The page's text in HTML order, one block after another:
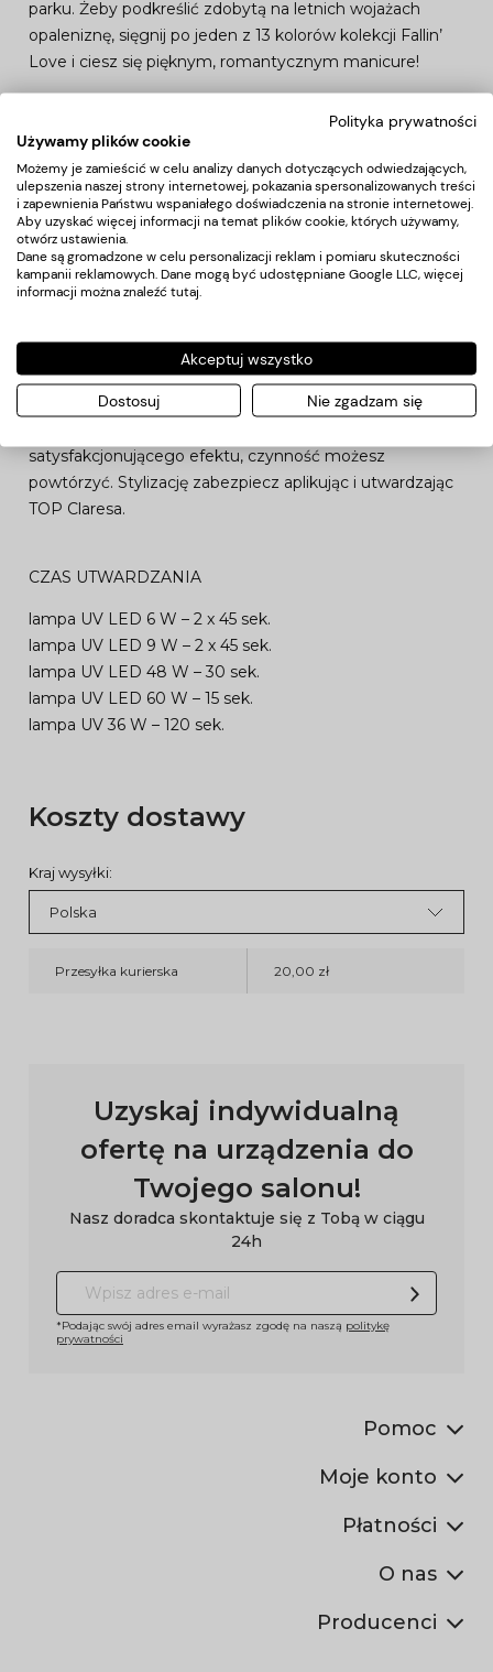
parku. Żeby podkreślić zdobytą na letnich wojażach
opaleniznę, sięgnij po jeden z 13 kolorów kolekcji Fallin’
Love i ciesz się pięknym, romantycznym manicure!
Malinowy, zgaszony róż to odpowiedni opis koloru Fallin’
Love 1.
Jeśli lubisz subtelne stylizacje, ale jednocześnie chcesz
aby twoje paznokcie wyglądały „żywo”, sięgnij po
zgaszony, malinowy róż koloru Fallin’ Love 1.
Na wcześniej utwardzoną bazę hybrydową Claresa, nałóż
cienką warstwę kolorowego lakieru hybrydowego i
utwardź go w lamie UV/LED. W celu osiągnięcia
satysfakcjonującego efektu, czynność możesz
powtórzyć. Stylizację zabezpiecz aplikując i utwardzając
TOP Claresa.
CZAS UTWARDZANIA
lampa UV LED 6 W – 2 x 45 sek.
lampa UV LED 9 W – 2 x 45 sek.
lampa UV LED 48 W – 30 sek.
lampa UV LED 60 W – 15 sek.
lampa UV 36 W – 120 sek.
Koszty dostawy
Kraj wysyłki:
Przesyłka kurierska 20,00 zł
Uzyskaj indywidualną
ofertę na urządzenia do
Twojego salonu!
Nasz doradca skontaktuje się z Tobą w ciągu
24h
*Podając swój adres email wyrażasz zgodę na naszą politykę
prywatności
Pomoc
Moje konto
Płatności
O nas
Producenci
Polityka prywatności
Używamy plików cookie
Możemy je zamieścić w celu analizy danych dotyczących odwiedzających,
ulepszenia naszej strony internetowej, pokazania spersonalizowanych treści
i zapewnienia Państwu wspaniałego doświadczenia na stronie internetowej.
Aby uzyskać więcej informacji na temat plików cookie, których używamy,
otwórz ustawienia.
Dane są gromadzone w celu personalizacji reklam i pomiaru skuteczności
kampanii reklamowych. Dane mogą być udostępniane Google LLC, więcej
informacji można znaleźć tutaj
Akceptuj wszystko
Dostosuj Nie zgadzam się